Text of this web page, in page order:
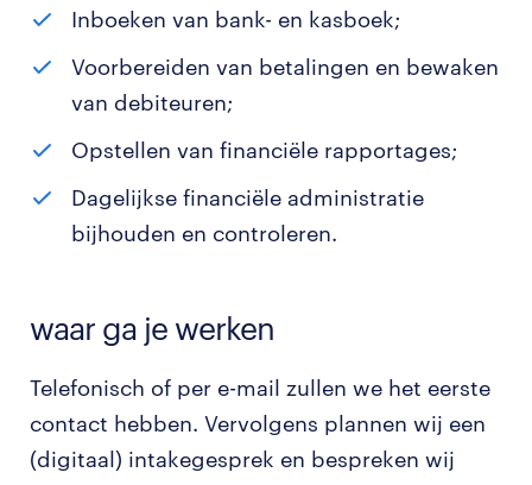
Inboeken van bank- en kasboek;
Voorbereiden van betalingen en bewaken
van debiteuren;
Opstellen van financiële rapportages;
Dagelijkse financiële administratie
bijhouden en controleren.
waar ga je werken
Telefonisch of per e-mail zullen we het eerste
contact hebben. Vervolgens plannen wij een
(digitaal) intakegesprek en bespreken wij